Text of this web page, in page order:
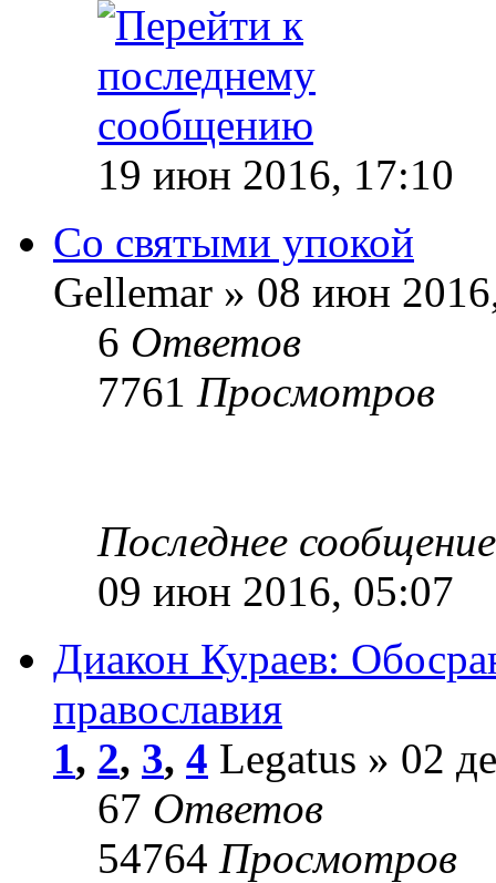
19 июн 2016, 17:10
Со святыми упокой
Gellemar » 08 июн
6 Ответов
7761 Просмотров
Последнее
09 июн 2016, 05:07
Диакон Кураев:
православия
1, 2, 3, 4 Legatus » 02
67 Ответов
54764 Просмотров